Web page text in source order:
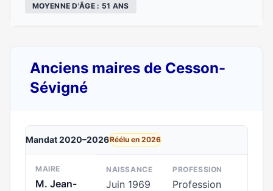
MOYENNE D'ÂGE : 51 ANS
Anciens maires de Cesson-
Sévigné
Mandat 2020–2026Réélu en 2026
MAIRE
M. Jean-
NAISSANCE
Juin 1969
PROFESSION
Profession